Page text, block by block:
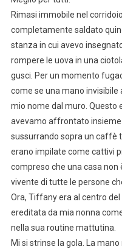
Rimasi immobile nel
completamente saldato
stanza in cui avevo
rompere le uova in una
gusci. Per un momento
come se una mano
mio nome dal muro. Questo
avevamo affrontato insieme
sussurrando sopra un caffè
erano impilate come cattivi
compreso che una casa non
vivente di tutte le persone
Ora, Tiffany era al centro
ereditata da mia nonna
nella sua routine mattutina.
Mi si strinse la gola. La